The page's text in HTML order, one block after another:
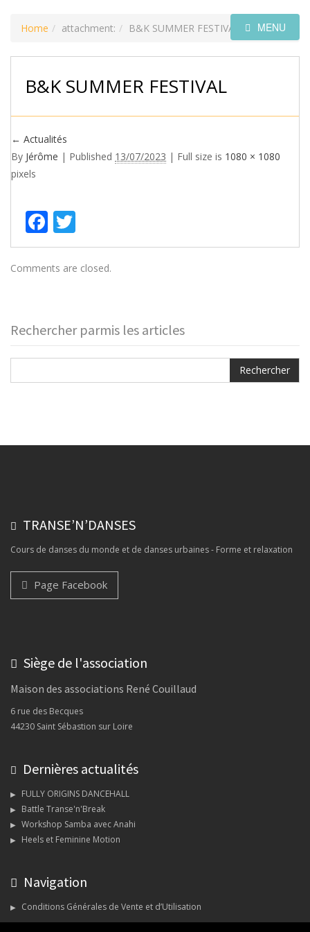
MENU
Home attachment: B&K SUMMER FESTIVAL
B&K SUMMER FESTIVAL
← Actualités
By Jérôme | Published 13/07/2023 | Full size is 1080 × 1080
pixels
Facebook
Comments are closed.
Rechercher parmis les articles
TRANSE’N’DANSES
Cours de danses du monde et de danses urbaines - Forme et relaxation
Page Facebook
Siège de l'association
Maison des associations René Couillaud
6 rue des Becques
44230 Saint Sébastion sur Loire
Dernières actualités
FULLY ORIGINS DANCEHALL
Battle Transe'n'Break
Workshop Samba avec Anahi
Heels et Feminine Motion
Navigation
Conditions Générales de Vente et d’Utilisation